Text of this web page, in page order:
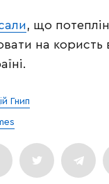
, що
на
Гнип